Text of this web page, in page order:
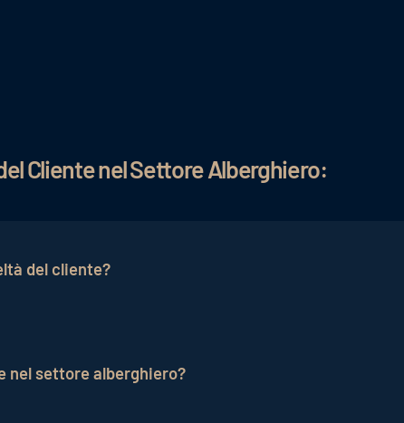
Cliente nel Settore Alberghiero:
del cliente?
nel settore alberghiero?